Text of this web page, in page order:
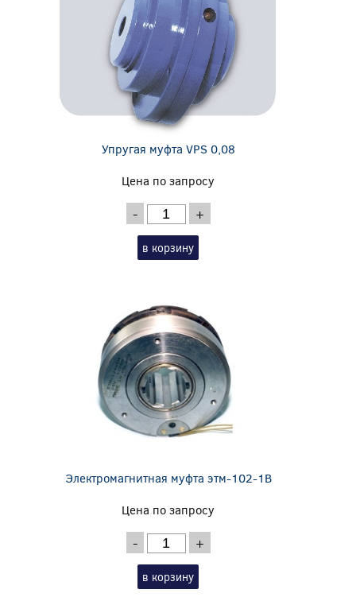
Упругая муфта VPS 0,08
Цена по запросу
- +
в корзину
Электромагнитная муфта этм-102-1В
Цена по запросу
- +
в корзину